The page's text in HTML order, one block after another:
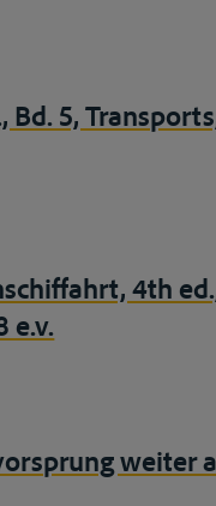
Bd. 5,
4th
e.v.
weiter